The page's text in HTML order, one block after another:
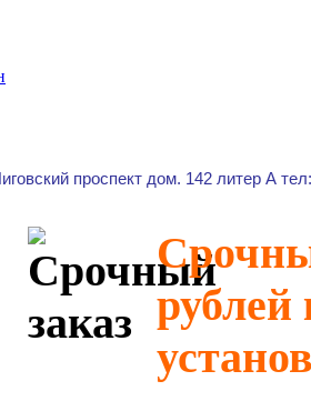
проспект дом. 142 литер А
рублей